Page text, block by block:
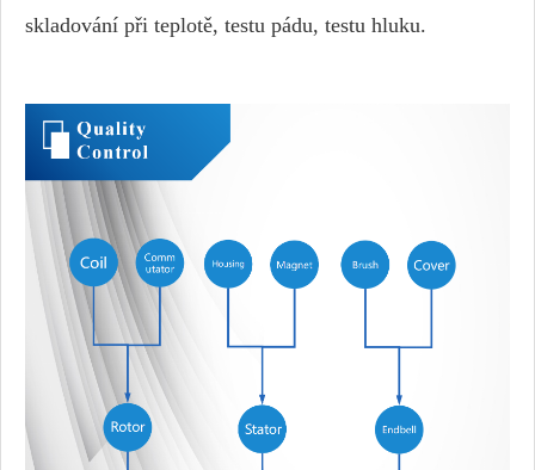
skladování při teplotě, testu pádu, testu hluku.